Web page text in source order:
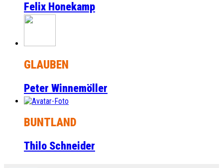
Felix Honekamp
GLAUBEN
Peter Winnemöller
BUNTLAND
Thilo Schneider